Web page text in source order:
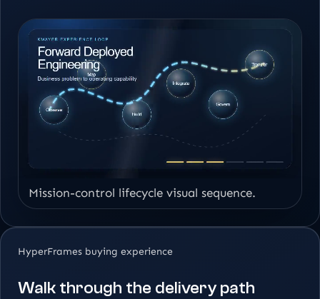
Mission-control lifecycle visual sequence.
HyperFrames buying experience
Walk through the delivery path